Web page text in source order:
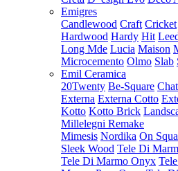
Emigres
Candlewood Craft Cricket
Hardwood Hardy Hit
Long Mde Lucia Maison
Microcemento Olmo Slab
Emil Ceramica
20Twenty Be-Square
Externa Externa Cotto
Kotto Kotto Brick
Millelegni Remake
Mimesis Nordika On
Sleek Wood Tele Di
Tele Di Marmo Onyx